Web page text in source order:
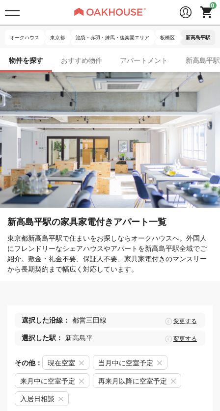
オークハウス 東京都 池袋・赤羽・練馬・後楽園エリア 板橋区 新高島平駅
物件を探す おすすめ物件 アパートメント 新高島平
新高島平駅の家具家電付きアパート一覧
東京都新高島平駅で住まいをお探しならオークハウスへ。外国人
にフレンドリーなシェアハウスやアパートを新高島平駅全域でご
紹介。敷金・礼金不要、保証人不要、家具家電付きのマンスリー
から長期契約まで幅広く対応しています。
選択した沿線： 都営三田線 変更する
選択した駅： 新高島平 変更する
その他： 現在空室 当月中に空室予定
来月中に空室予定 再来月以降に空室予定
入居日相談